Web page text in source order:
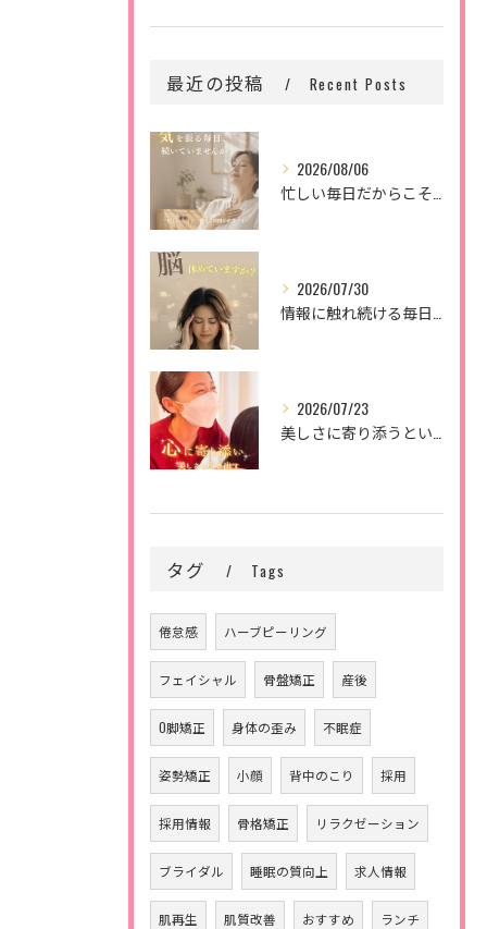
最近の投稿 Recent Posts
2026/08/06
2026/07/30
2026/07/23
タグ Tags
倦怠感 ハーブピーリング
フェイシャル 骨盤矯正 産後
O脚矯正 身体の歪み 不眠症
姿勢矯正 小顔 背中のこり 採用
採用情報 骨格矯正 リラクゼーション
ブライダル 睡眠の質向上 求人情報
肌再生 肌質改善 おすすめ ランチ